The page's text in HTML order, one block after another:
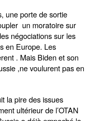
une porte de sortie
un moratoire sur
négociations sur les
en Europe. Les
. Mais Biden et son
,ne voulurent pas en
la pire des issues
ultérieur de l’OTAN